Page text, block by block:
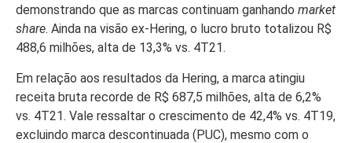
demonstrando que as marcas continuam ganhando market
share. Ainda na visão ex-Hering, o lucro bruto totalizou R$
488,6 milhões, alta de 13,3% vs. 4T21.
Em relação aos resultados da Hering, a marca atingiu
receita bruta recorde de R$ 687,5 milhões, alta de 6,2%
vs. 4T21. Vale ressaltar o crescimento de 42,4% vs. 4T19,
excluindo marca descontinuada (PUC), mesmo com o